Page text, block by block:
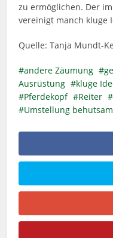
zu ermöglichen. Der
vereinigt manch kluge
Quelle: Tanja Mundt-
andere Zäumung
Ausrüstung
kluge
Pferdekopf
Reiter
Umstellung behutsam